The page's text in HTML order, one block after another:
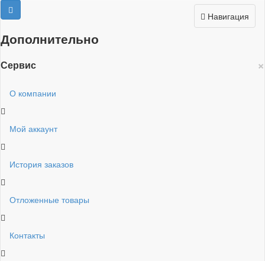
Навигация
Дополнительно
×
Сервис
О компании
Мой аккаунт
История заказов
Отложенные товары
Контакты